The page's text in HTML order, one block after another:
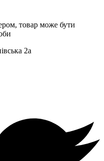
товар може бути
2а